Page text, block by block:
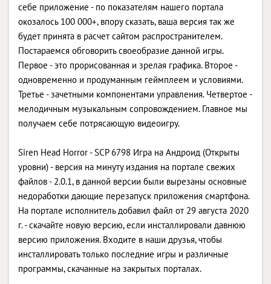
себе приложение - по показателям нашего портала
окозалось 100 000+, впору сказать, ваша версия так же
будет принята в расчет сайтом распространителем.
Постараемся обговорить своеобразие данной игры.
Первое - это прорисованная и зрелая графика. Второе -
одновременно и продуманным геймплеем и условиями.
Третье - зачетными компонентами управления. Четвертое -
мелодичным музыкальным сопровождением. Главное мы
получаем себе потрясающую видеоигру.
Siren Head Horror - SCP 6798 Игра на Андроид (Открыты
уровни) - версия на минуту издания на портале свежих
файлов - 2.0.1, в данной версии были вырезаны основные
недоработки дающие перезапуск приложения смартфона.
На портале исполнитель добавил файл от 29 августа 2020
г. - скачайте новую версию, если инсталлировали давнюю
версию приложения. Входите в наши друзья, чтобы
инсталлировать только последние игры и различные
программы, скачанные на закрытых порталах.